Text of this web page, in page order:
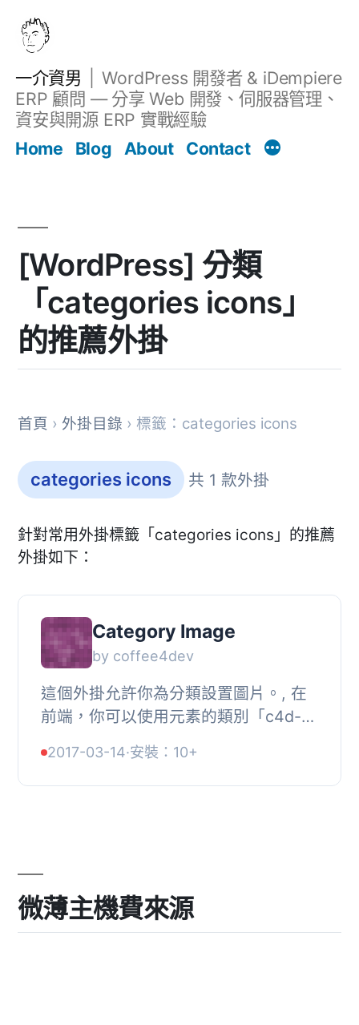
一介資男
WordPress 開發者 & iDempiere
ERP 顧問 — 分享 Web 開發、伺服器管理、
資安與開源 ERP 實戰經驗
Home
Blog About Contact
[WordPress] 分類
「categories icons」
的推薦外掛
首頁 › 外掛目錄 › 標籤：categories icons
categories icons 共 1 款外掛
針對常用外掛標籤「categories icons」的推薦
外掛如下：
Category Image
by coffee4dev
這個外掛允許你為分類設置圖片。, 在
前端，你可以使用元素的類別「c4d-
代碼函數 c4d_category_image()，它
會返回圖片的 UR...
2017-03-14·安裝：10+
微薄主機費來源
文章